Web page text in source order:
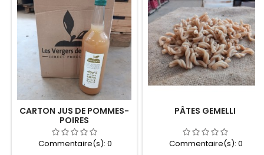
CARTON JUS DE POMMES-
POIRES
Commentaire(s): 0
PÂTES GEMELLI
Commentaire(s): 0